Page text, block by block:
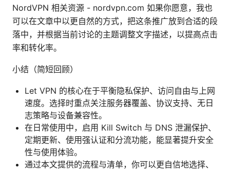
NordVPN 相关资源 - nordvpn.com 如果你愿意，我也
可以在文章中以更自然的方式，把这条推广放到合适的段
落中，并根据当前讨论的主题调整文字描述，以提高点击
率和转化率。
小结（简短回顾）
Let VPN 的核心在于平衡隐私保护、访问自由与上网
速度。选择时重点关注服务器覆盖、协议支持、无日
志策略与设备兼容性。
在日常使用中，启用 Kill Switch 与 DNS 泄漏保护、
定期更新、使用强认证和分流功能，能显著提升安全
性与使用体验。
通过本文提供的流程与清单，你可以更自信地选择、